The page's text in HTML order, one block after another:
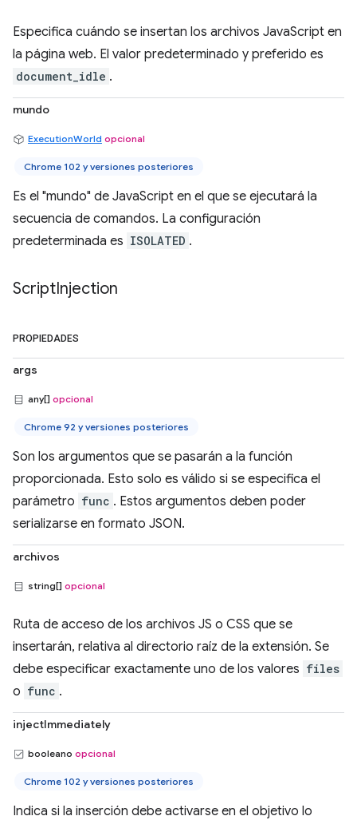
Especifica cuándo se insertan los archivos JavaScript en
la página web. El valor predeterminado y preferido es
document_idle .
mundo
ExecutionWorld opcional
Chrome 102 y versiones posteriores
Es el "mundo" de JavaScript en el que se ejecutará la
secuencia de comandos. La configuración
predeterminada es ISOLATED .
ScriptInjection
PROPIEDADES
args
any[] opcional
Chrome 92 y versiones posteriores
Son los argumentos que se pasarán a la función
proporcionada. Esto solo es válido si se especifica el
parámetro func . Estos argumentos deben poder
serializarse en formato JSON.
archivos
string[] opcional
Ruta de acceso de los archivos JS o CSS que se
insertarán, relativa al directorio raíz de la extensión. Se
debe especificar exactamente uno de los valores files
o func .
injectImmediately
booleano opcional
Chrome 102 y versiones posteriores
Indica si la inserción debe activarse en el objetivo lo